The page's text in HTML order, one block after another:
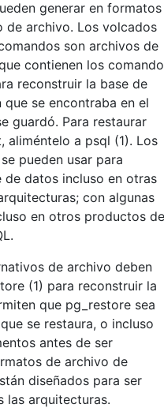
generar en formatos
de archivo. Los volcados
son archivos de
contienen los
reconstruir la base de
se encontraba en el
guardó. Para restaurar
aliméntelo a psql (1). Los
pueden usar para
de datos incluso en otras
con algunas
en otros productos de
de archivo deben
(1) para reconstruir la
que pg_restore sea
se restaura, o incluso
antes de ser
de archivo de
diseñados para ser
las arquitecturas.